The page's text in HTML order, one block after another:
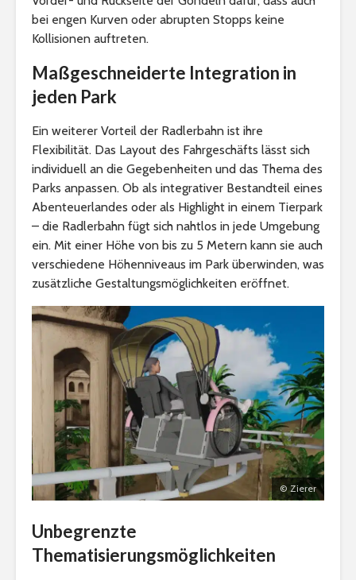
bei engen Kurven oder abrupten Stopps keine
Kollisionen auftreten.
Maßgeschneiderte Integration in
jeden Park
Ein weiterer Vorteil der Radlerbahn ist ihre
Flexibilität. Das Layout des Fahrgeschäfts lässt sich
individuell an die Gegebenheiten und das Thema des
Parks anpassen. Ob als integrativer Bestandteil eines
Abenteuerlandes oder als Highlight in einem Tierpark
– die Radlerbahn fügt sich nahtlos in jede Umgebung
ein. Mit einer Höhe von bis zu 5 Metern kann sie auch
verschiedene Höhenniveaus im Park überwinden, was
zusätzliche Gestaltungsmöglichkeiten eröffnet.
© Zierer
Unbegrenzte
Thematisierungsmöglichkeiten